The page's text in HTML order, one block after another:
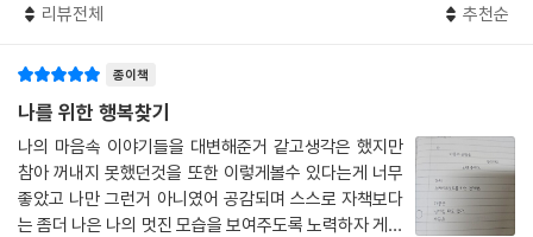
하는 모든 이들에게 전하는 위로와 응원이다. 결국 중요한 건 ‘남들에 비해
나’는 평생 같은 모습이 아니다. 어제의 나와 오늘의 내가 다르듯, 내일의
나는 또 다른 나일 것이며, 그렇게 미완성인 ‘오늘의 나’들이 모여 비로소
‘내’가 된다는 것. 그 사실을 깨닫게 된다면 남과 나를 비교할 필요도, 나를
미워할 이유도 없을 것이다. 그리고 이 모든 명백한 사실을 《뚱뚱한 기분》
이 담담하면서도 확고하게 독자들을 향해 전달한다.
리뷰전체 추천순
종이책
나를 위한 행복찾기
나의 마음속 이야기들을 대변해준거 같고생각은 했지만
참아 꺼내지 못했던것을 또한 이렇게볼수 있다는게 너무
좋았고 나만 그런거 아니였어 공감되며 스스로 자책보다
는 좀더 나은 나의 멋진 모습을 보여주도록 노력하자 게을